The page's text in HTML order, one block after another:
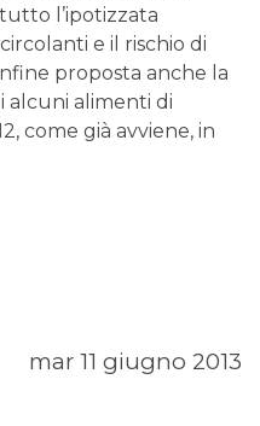
l’ipotizzata
e il rischio di
proposta anche la
alcuni alimenti di
come già avviene, in
mar 11 giugno 2013